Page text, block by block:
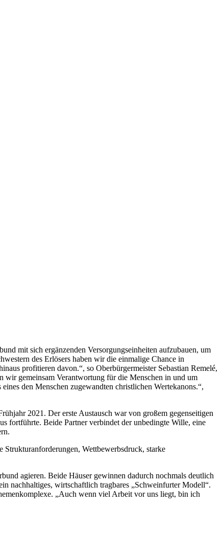
mit sich ergänzenden Versorgungseinheiten aufzubauen, um
des Erlösers haben wir die einmalige Chance in
profitieren davon.“, so Oberbürgermeister Sebastian Remelé,
wir gemeinsam Verantwortung für die Menschen in und um
den Menschen zugewandten christlichen Wertekanons.“,
2021. Der erste Austausch war von großem gegenseitigen
fortführte. Beide Partner verbindet der unbedingte Wille, eine
Strukturanforderungen, Wettbewerbsdruck, starke
agieren. Beide Häuser gewinnen dadurch nochmals deutlich
nachhaltiges, wirtschaftlich tragbares „Schweinfurter Modell“.
„Auch wenn viel Arbeit vor uns liegt, bin ich